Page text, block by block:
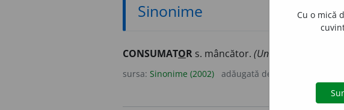
Sinonime
CONSUMATOR s. mâncător. (Un mare ~ de...)
sursa: Sinonime (2002) adăugată de
Cu o mică